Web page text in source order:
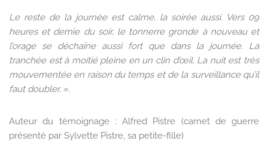
Le reste de la journée est calme, la soirée aussi. Vers 09
heures et demie du soir, le tonnerre gronde à nouveau et
l’orage se déchaîne aussi fort que dans la journée. La
tranchée est à moitié pleine en un clin d’œil. La nuit est très
mouvementée en raison du temps et de la surveillance qu’il
faut doubler. ».
Auteur du témoignage : Alfred Pistre (carnet de guerre
présenté par Sylvette Pistre, sa petite-fille)